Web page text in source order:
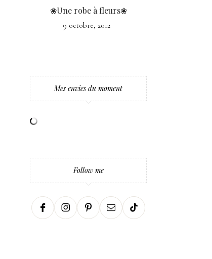
❀Une robe à fleurs❀
9 octobre, 2012
Mes envies du moment
Follow me